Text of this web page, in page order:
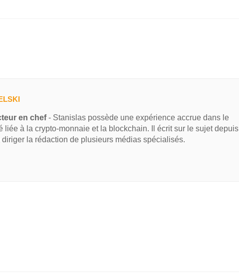
en chef- Stanislas possède une expérience accrue dans le
liée à la crypto-monnaie et la blockchain. Il écrit sur le sujet depuis
la rédaction de plusieurs médias spécialisés.